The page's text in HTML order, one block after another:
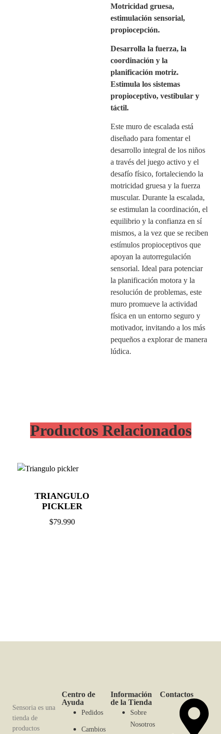
Motricidad gruesa,
estimulación sensorial,
propiocepción.
Desarrolla la fuerza, la
coordinación y la
planificación motriz.
Estimula los sistemas
propioceptivo, vestibular y
táctil.
Este muro de escalada está
diseñado para fomentar el
desarrollo integral de los niños
a través del juego activo y el
desafío físico, fortaleciendo la
motricidad gruesa y la fuerza
muscular. Durante la escalada,
se estimulan la coordinación, el
equilibrio y la confianza en sí
mismos, a la vez que se reciben
estímulos propioceptivos que
apoyan la autorregulación
sensorial. Ideal para potenciar
la planificación motora y la
resolución de problemas, este
muro promueve la actividad
física en un entorno seguro y
motivador, invitando a los más
pequeños a explorar de manera
lúdica.
Productos Relacionados
TRIANGULO
PICKLER
$79.990
Sensoria es una
tienda de
productos
Centro de
Ayuda
Pedidos
Cambios
Información
de la Tienda
Sobre
Nosotros
Contactos